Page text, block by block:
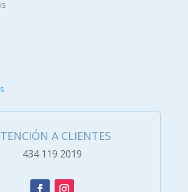
A CLIENTES
434 119 2019